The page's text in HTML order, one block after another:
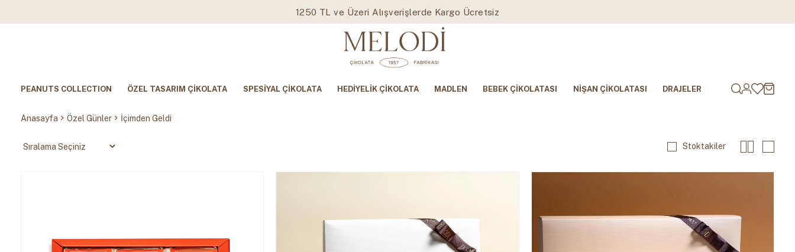
1250 TL ve Üzeri Alışverişlerde Kargo Ücretsiz
PEANUTS COLLECTION ÖZEL TASARIM ÇİKOLATA SPESİYAL ÇİKOLATA HEDİYELİK ÇİKOLATA MADLEN BEBEK ÇİKOLATASI NİŞAN ÇİKOLATASI DRAJELER
Anasayfa Özel Günler İçimden Geldi
Stoktakiler